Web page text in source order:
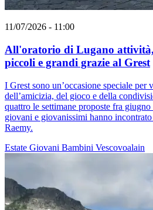
11/07/2026 - 11:00
All'oratorio di Lugano
piccoli e grandi grazie al Grest
I Grest sono un’occasione speciale per
dell’amicizia, del gioco e della
quattro le settimane proposte fra
giovani e giovanissimi hanno
Raemy.
Estate Giovani Bambini Vescovoalain